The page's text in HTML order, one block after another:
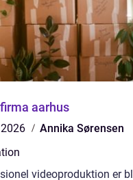
aarhus
Annika Sørensen
videoproduktion er